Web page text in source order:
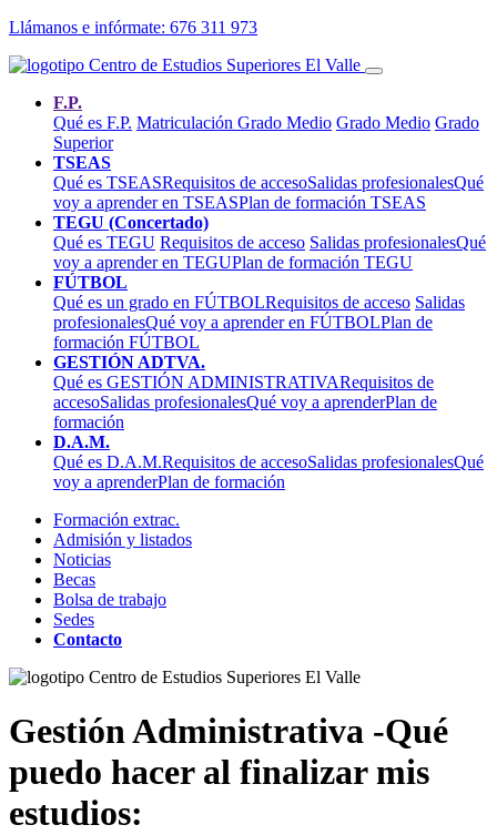
Llámanos e infórmate: 676 311 973
F.P.
Qué es F.P. Matriculación Grado Medio Grado Medio Grado
Superior
TSEAS
Qué es TSEASRequisitos de accesoSalidas profesionalesQué
voy a aprender en TSEASPlan de formación TSEAS
TEGU (Concertado)
Qué es TEGU Requisitos de acceso Salidas profesionalesQué
voy a aprender en TEGUPlan de formación TEGU
FÚTBOL
Qué es un grado en FÚTBOLRequisitos de acceso Salidas
profesionalesQué voy a aprender en FÚTBOLPlan de
formación FÚTBOL
GESTIÓN ADTVA.
Qué es GESTIÓN ADMINISTRATIVARequisitos de
accesoSalidas profesionalesQué voy a aprenderPlan de
formación
D.A.M.
Qué es D.A.M.Requisitos de accesoSalidas profesionalesQué
voy a aprenderPlan de formación
Formación extrac.
Admisión y listados
Noticias
Becas
Bolsa de trabajo
Sedes
Contacto
Gestión Administrativa -Qué
puedo hacer al finalizar mis
estudios: